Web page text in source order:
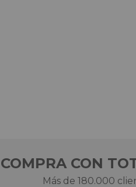
COMPRA CON
Más de 180.000